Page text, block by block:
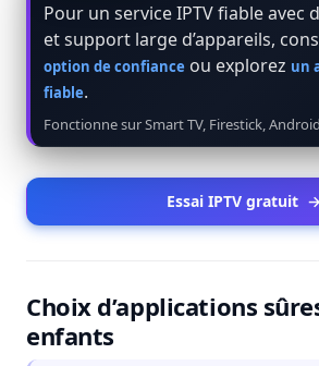
Pour un service IPTV fiable avec
et support large d’appareils,
option de confiance ou explorez un
fiable.
Fonctionne sur Smart TV, Firestick,
Essai IPTV gratuit →
Choix d’applications
enfants